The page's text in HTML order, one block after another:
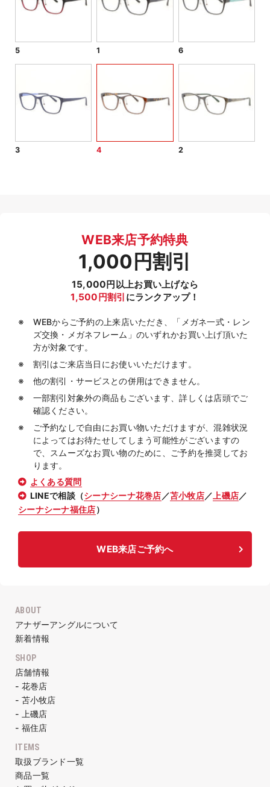
5 1 6
3 4 2
WEB来店予約特典
1,000円割引
15,000円以上お買い上げなら
1,500円割引 にランクアップ！
WEBからご予約の上来店いただき、「メガネ一式・レン
ズ交換・メガネフレーム」のいずれかお買い上げ頂いた
方が対象です。
割引はご来店当日にお使いいただけます。
他の割引・サービスとの併用はできません。
一部割引対象外の商品もございます、詳しくは店頭でご
確認ください。
ご予約なしで自由にお買い物いただけますが、混雑状況
によってはお待たせしてしまう可能性がございますの
で、スムーズなお買い物のために、ご予約を推奨してお
ります。
よくある質問
LINEで相談（シーナシーナ花巻店／苫小牧店／上磯店／
シーナシーナ福住店）
WEB来店ご予約へ
ABOUT
アナザーアングルについて
新着情報
SHOP
店舗情報
- 花巻店
- 苫小牧店
- 上磯店
- 福住店
ITEMS
取扱ブランド一覧
商品一覧